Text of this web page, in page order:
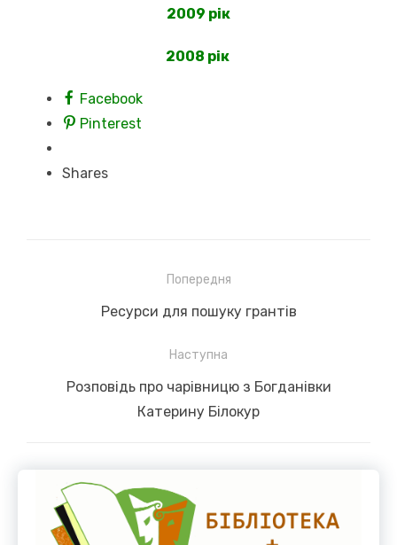
2009 рік
2008 рік
Facebook
Pinterest
Shares
записів
Попередня
Previous
Ресурси для пошуку грантів
Наступна
Розповідь про чарівницю з Богданівки
Катерину Білокур